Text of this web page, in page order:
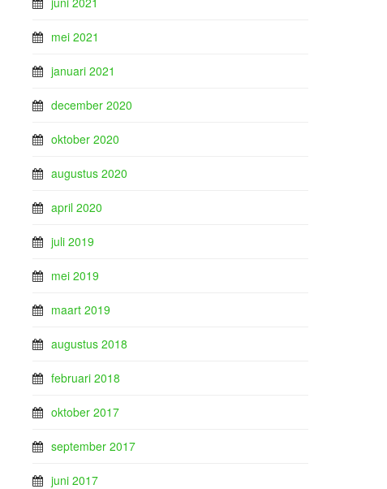
mei 2021
januari 2021
december 2020
oktober 2020
augustus 2020
april 2020
juli 2019
mei 2019
maart 2019
augustus 2018
februari 2018
oktober 2017
september 2017
juni 2017